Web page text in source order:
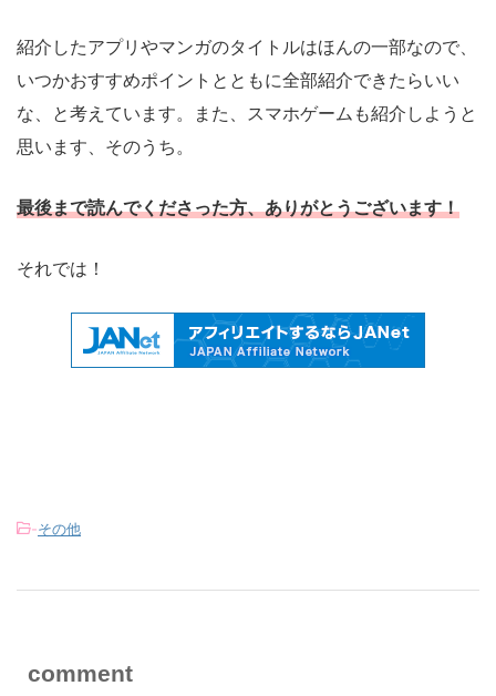
紹介したアプリやマンガのタイトルはほんの一部なので、
いつかおすすめポイントとともに全部紹介できたらいい
な、と考えています。また、スマホゲームも紹介しようと
思います、そのうち。
最後まで読んでくださった方、ありがとうございます！
それでは！
-その他
comment